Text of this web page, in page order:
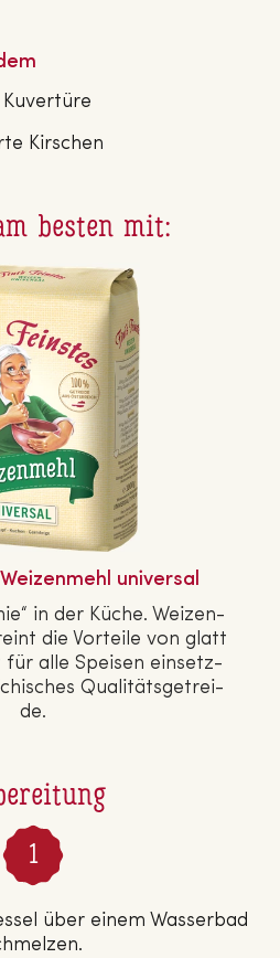
über einem Wasserbad
Kirschen
besten mit:
universal
in der Küche. Wei­zen­
die Vorteile von glatt
für alle Speisen ein­setz­
Qua­li­täts­ge­trei­
de.